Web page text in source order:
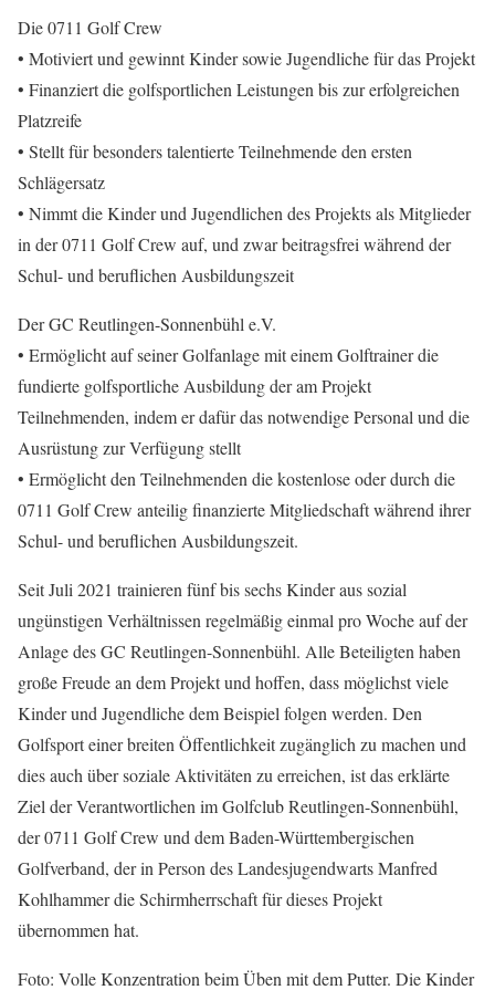
Die 0711 Golf Crew
• Motiviert und gewinnt Kinder sowie Jugendliche für das Projekt
• Finanziert die golfsportlichen Leistungen bis zur erfolgreichen
Platzreife
• Stellt für besonders talentierte Teilnehmende den ersten
Schlägersatz
• Nimmt die Kinder und Jugendlichen des Projekts als Mitglieder
in der 0711 Golf Crew auf, und zwar beitragsfrei während der
Schul- und beruflichen Ausbildungszeit
Der GC Reutlingen-Sonnenbühl e.V.
• Ermöglicht auf seiner Golfanlage mit einem Golftrainer die
fundierte golfsportliche Ausbildung der am Projekt
Teilnehmenden, indem er dafür das notwendige Personal und die
Ausrüstung zur Verfügung stellt
• Ermöglicht den Teilnehmenden die kostenlose oder durch die
0711 Golf Crew anteilig finanzierte Mitgliedschaft während ihrer
Schul- und beruflichen Ausbildungszeit.
Seit Juli 2021 trainieren fünf bis sechs Kinder aus sozial
ungünstigen Verhältnissen regelmäßig einmal pro Woche auf der
Anlage des GC Reutlingen-Sonnenbühl. Alle Beteiligten haben
große Freude an dem Projekt und hoffen, dass möglichst viele
Kinder und Jugendliche dem Beispiel folgen werden. Den
Golfsport einer breiten Öffentlichkeit zugänglich zu machen und
dies auch über soziale Aktivitäten zu erreichen, ist das erklärte
Ziel der Verantwortlichen im Golfclub Reutlingen-Sonnenbühl,
der 0711 Golf Crew und dem Baden-Württembergischen
Golfverband, der in Person des Landesjugendwarts Manfred
Kohlhammer die Schirmherrschaft für dieses Projekt
übernommen hat.
Foto: Volle Konzentration beim Üben mit dem Putter. Die Kinder